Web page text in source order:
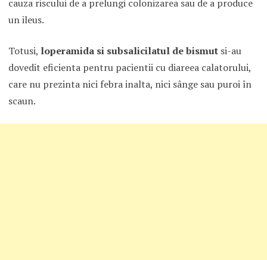
cauza riscului de a prelungi colonizarea sau de a produce
un ileus.
Totusi, loperamida si subsalicilatul de bismutsi-au
dovedit eficienta pentru pacientii cu diareea calatorului,
care nu prezinta nici febra inalta, nici sânge sau puroi în
scaun.